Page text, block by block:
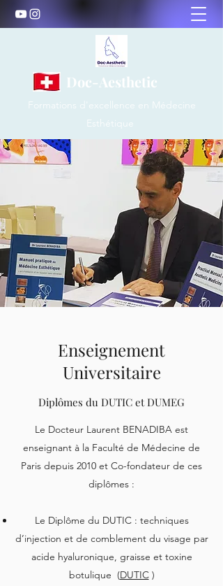
Doc-Aesthetic
Formations d'excellence en Médecine
Esthétique
Enseignement
Universitaire
Diplômes du DUTIC et DUMEG
Le Docteur Laurent BENADIBA est
enseignant à la Faculté de Médecine de
Paris depuis 2010 et Co-fondateur de ces
diplômes :
Le Diplôme du DUTIC : techniques
d’injection et de comblement du visage par
acide hyaluronique, graisse et toxine
botulique (DUTIC)